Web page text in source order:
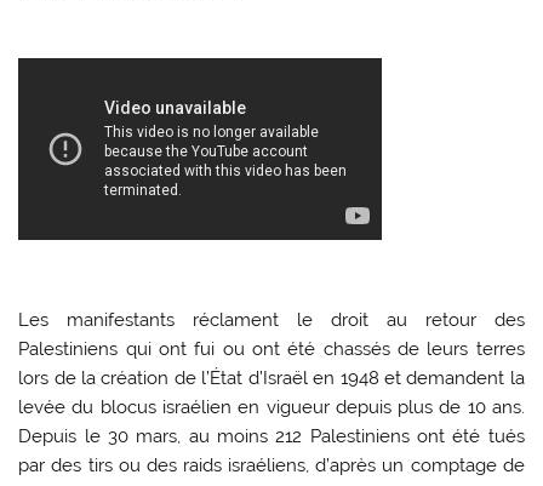
Les manifestants réclament le droit au retour des
Palestiniens qui ont fui ou ont été chassés de leurs terres
lors de la création de l’État d’Israël en 1948 et demandent la
levée du blocus israélien en vigueur depuis plus de 10 ans.
Depuis le 30 mars, au moins 212 Palestiniens ont été tués
par des tirs ou des raids israéliens, d’après un comptage de